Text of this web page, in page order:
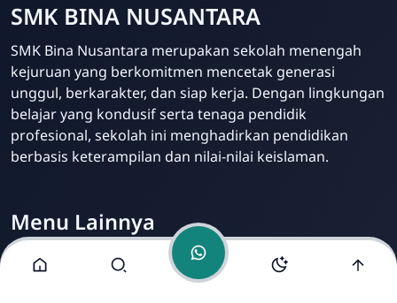
Admin Sekolah
Online
SMK BINA NUSANTARA
SMK Bina Nusantara merupakan sekolah menengah
kejuruan yang berkomitmen mencetak generasi
unggul, berkarakter, dan siap kerja. Dengan lingkungan
belajar yang kondusif serta tenaga pendidik
profesional, sekolah ini menghadirkan pendidikan
berbasis keterampilan dan nilai-nilai keislaman.
Menu Lainnya
Visi dan Misi